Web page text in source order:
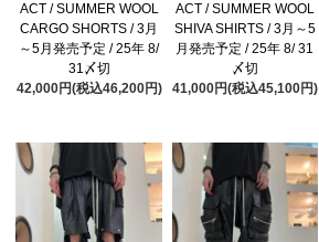
ACT / SUMMER WOOL
CARGO SHORTS / 3月
～5月発売予定 / 25年 8/
31〆切
42,000円(税込46,200円)
ACT / SUMMER WOOL
SHIVA SHIRTS / 3月～5
月発売予定 / 25年 8/ 31
〆切
41,000円(税込45,100円)